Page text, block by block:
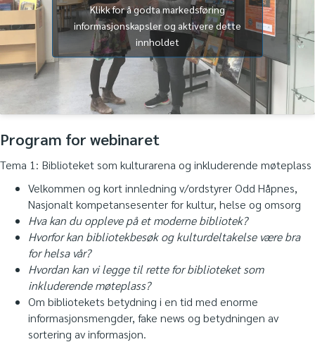
Klikk for å godta markedsføring
informasjonskapsler og aktivere dette
innholdet
Program for webinaret
Tema 1: Biblioteket som kulturarena og inkluderende møteplass
Velkommen og kort innledning v/ordstyrer Odd Håpnes,
Nasjonalt kompetansesenter for kultur, helse og omsorg
Hva kan du oppleve på et moderne bibliotek?
Hvorfor kan bibliotekbesøk og kulturdeltakelse være bra
for helsa vår?
Hvordan kan vi legge til rette for biblioteket som
inkluderende møteplass?
Om bibliotekets betydning i en tid med enorme
informasjonsmengder, fake news og betydningen av
sortering av informasjon.